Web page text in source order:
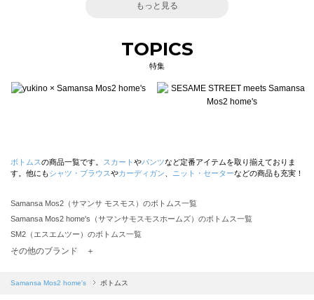
もっと見る
TOPICS
特集
ボトムスの商品一覧です。 スカート やパンツなど定番アイテムを取り揃えておりま
す。他にもシャツ・ブラウスやカーディガン ニット・セーターなどの商品も充実！
Samansa Mos2（サマンサ モスモス）のボトムス一覧
Samansa Mos2 home's（サマンサモスモスホームズ）のボトムス一覧
SM2（エスエムツー）のボトムス一覧
TSUHARU by Samansa Mos2（ツハルバイサマンサモスモス）のボトムス一覧
Samansa Mos2 blue（サマンサモスモス ブルー）のボトムス一覧
その他のブランド ＋
Samansa Mos2 home's ボトムス